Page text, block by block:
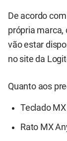
De acordo
própria marca,
vão estar
no site da
Quanto aos
Teclado
Rato MX